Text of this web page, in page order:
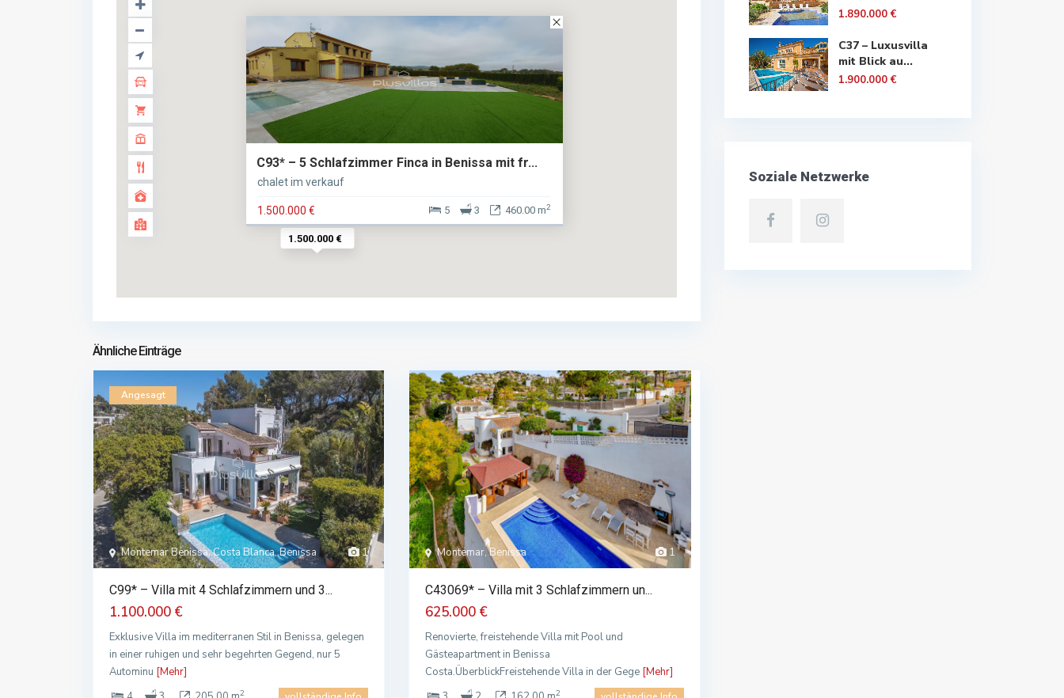
1.500.000 €
C93* – 5 Schlafzimmer Finca in Benissa mit fr...
chalet im verkauf
1.500.000 € 460.00 m2
3
5
Ähnliche Einträge
1
Montemar Benissa, Costa Blanca, Benissa
Angesagt
C99* – Villa mit 4 Schlafzimmern und 3...
1.100.000 €
Exklusive Villa im mediterranen Stil in Benissa, gelegen
in einer ruhigen und sehr begehrten Gegend, nur 5
Autominu [Mehr]
2
1
Montemar, Benissa
C43069* – Villa mit 3 Schlafzimmern un...
625.000 €
Renovierte, freistehende Villa mit Pool und
Gästeapartment in Benissa
Costa.ÜberblickFreistehende Villa in der Gege [Mehr]
2
1.890.000 €
C37 – Luxusvilla
mit Blick au...
1.900.000 €
Soziale Netzwerke